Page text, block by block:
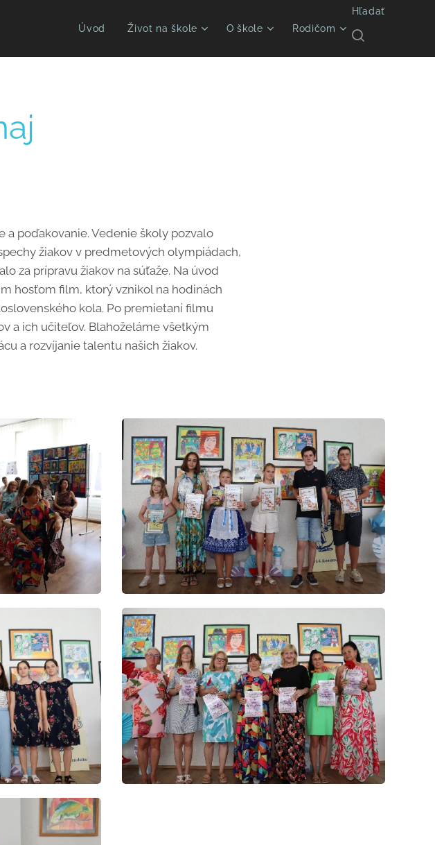
Úvod Život na škole O škole Rodičom
Hľadať
a poďakovanie. Vedenie školy pozvalo
žiakov v predmetových olympiádach,
za prípravu žiakov na súťaže. Na úvod
hosťom film, ktorý vznikol na hodinách
kola. Po premietaní filmu
a ich učiteľov. Blahoželáme všetkým
a rozvíjanie talentu našich žiakov.